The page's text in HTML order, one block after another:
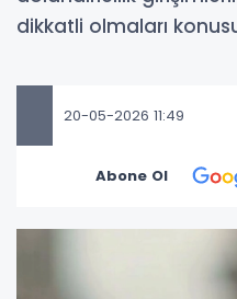
dikkatli olmaları
20-05-2026 11:49
Abone Ol